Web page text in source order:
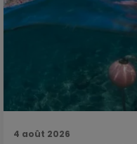
4 août 2026